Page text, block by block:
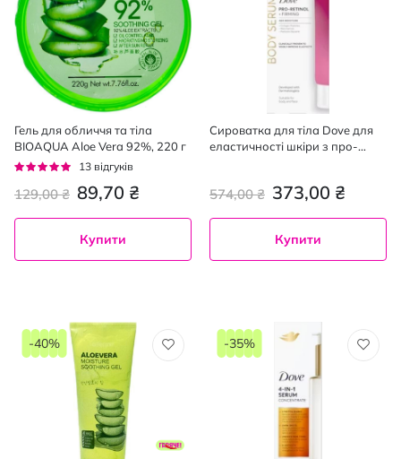
Гель для обличчя та тіла
BIOAQUA Aloe Vera 92%, 220 г
Рейтинг:
13 відгуків
89,70 ₴
129,00 ₴
Купити
Сироватка для тіла Dove для
еластичності шкіри з про-
373,00 ₴
574,00 ₴
Купити
-40% -35%